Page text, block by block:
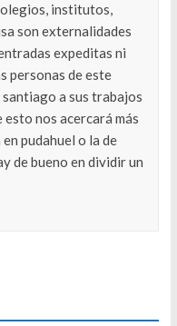
institutos,
son externalidades
expeditas ni
personas de este
a sus trabajos
esto nos acercará más
pudahuel o la de
de bueno en dividir un